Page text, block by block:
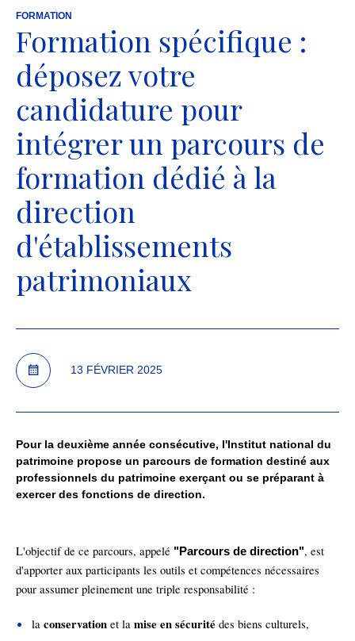
ESPACE DE FORMATION
FORMATION
Formation spécifique :
déposez votre
candidature pour
intégrer un parcours de
formation dédié à la
direction
d'établissements
patrimoniaux
13 FÉVRIER 2025
Pour la deuxième année consécutive, l'Institut national du
patrimoine propose un parcours de formation destiné aux
professionnels du patrimoine exerçant ou se préparant à
exercer des fonctions de direction.
L'objectif de ce parcours, appelé "Parcours de direction", est
d'apporter aux participants les outils et compétences nécessaires
pour assumer pleinement une triple responsabilité :
la conservation et la mise en sécurité des biens culturels,